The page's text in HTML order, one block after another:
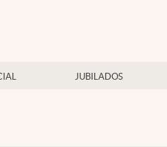
JUBILADOS